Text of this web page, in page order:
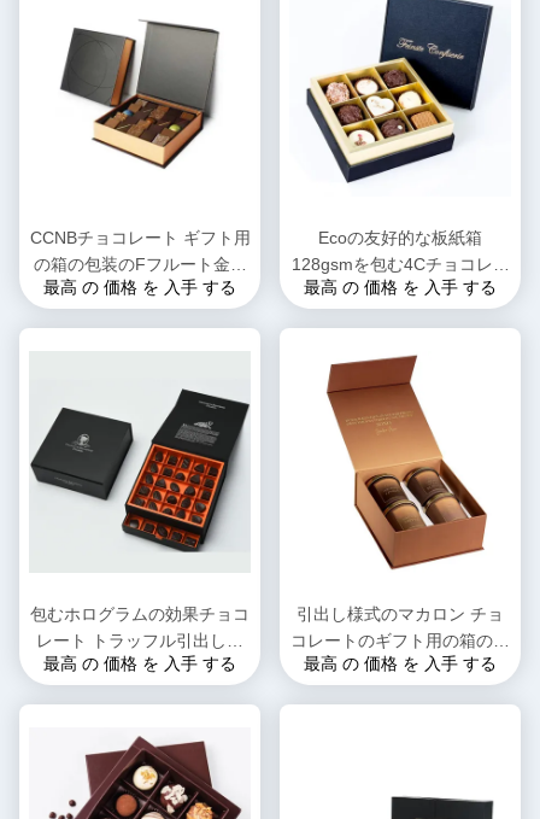
CCNBチョコレート ギフト用
の箱の包装のFフルート金ホ
イルのギフト用の箱
最高 の 価格 を 入手 する
Ecoの友好的な板紙箱
128gsmを包む4Cチョコレー
ト ギフト用の箱
最高 の 価格 を 入手 する
包むホログラムの効果チョコ
レート トラッフル引出しの
ギフト用の箱OEM ODMを滑
最高 の 価格 を 入手 する
引出し様式のマカロン チョ
コレートのギフト用の箱の包
装の複式アパートのペーパー
最高 の 価格 を 入手 する